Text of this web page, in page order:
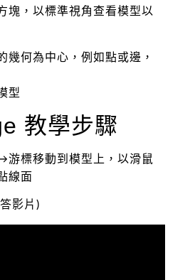
塊，以標準視角查看模型以
幾何為中心，例如點或邊，
型
教學步驟
游標移動到模型上，以滑鼠
線面
影片)